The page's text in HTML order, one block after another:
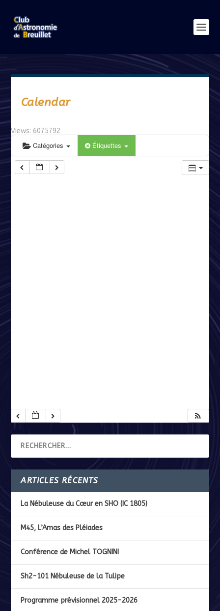
Calendar
Views: 6075792
Catégories Étiquettes
ARTICLES RÉCENTS
La Nébuleuse du Cœur en SHO (IC 1805)
M45, L’Amas des Pléiades
Conférence de Michel TOGNINI
Sh2-101 Nébuleuse de la Tulipe
Programme prévisionnel 2025-2026